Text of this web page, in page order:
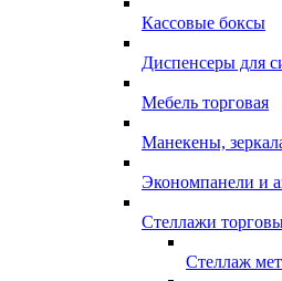
Кассовые боксы
Диспенсеры для
Мебель торговая
Манекены,
Экономпанели и
Стеллажи
Стеллаж